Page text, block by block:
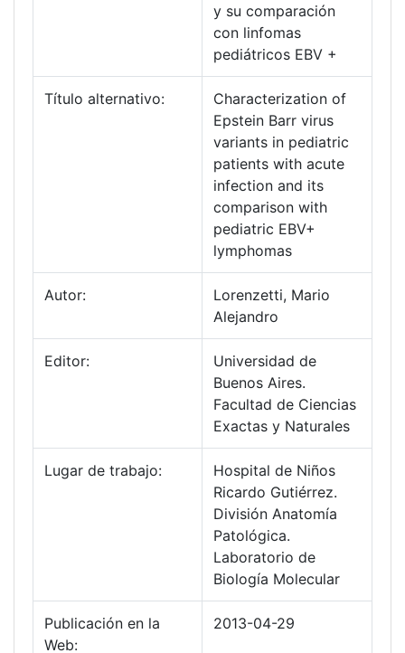
y su comparación
con linfomas
pediátricos EBV +
Título alternativo:
Characterization of
Epstein Barr virus
variants in pediatric
patients with acute
infection and its
comparison with
pediatric EBV+
lymphomas
Autor:
Lorenzetti, Mario
Alejandro
Editor:
Universidad de
Buenos Aires.
Facultad de Ciencias
Exactas y Naturales
Lugar de trabajo:
Hospital de Niños
Ricardo Gutiérrez.
División Anatomía
Patológica.
Laboratorio de
Biología Molecular
Publicación en la
Web:
2013-04-29